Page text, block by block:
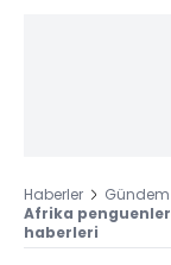
Haberler Gündem
Afrika
haberleri